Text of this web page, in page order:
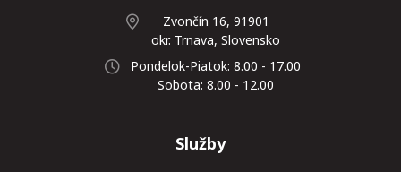
Zvončín 16, 91901
okr. Trnava, Slovensko
Pondelok-Piatok: 8.00 - 17.00
Sobota: 8.00 - 12.00
Služby